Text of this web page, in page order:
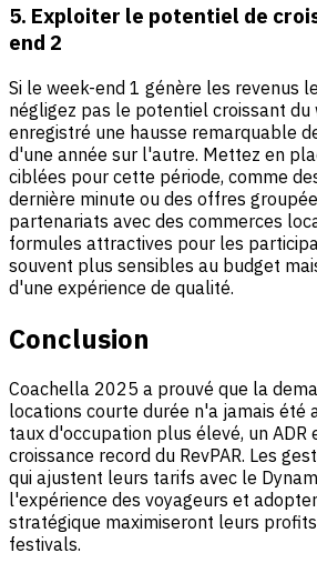
5. Exploiter le potentiel de
end 2
Si le week-end 1 génère les revenus
négligez pas le potentiel croissant du
enregistré une hausse remarquable
d'une année sur l'autre. Mettez en
ciblées pour cette période, comme
dernière minute ou des offres
partenariats avec des commerces
formules attractives pour les
souvent plus sensibles au budget
d'une expérience de qualité.
Conclusion
Coachella 2025 a prouvé que la
locations courte durée n'a jamais été
taux d'occupation plus élevé, un ADR
croissance record du RevPAR. Les
qui ajustent leurs tarifs avec le
l'expérience des voyageurs et
stratégique maximiseront leurs
festivals.